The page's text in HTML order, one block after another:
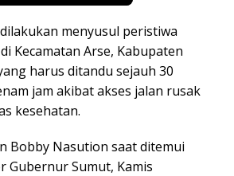
menyusul peristiwa
Kecamatan Arse, Kabupaten
harus ditandu sejauh 30
jam akibat akses jalan rusak
kesehatan.
Bobby Nasution saat ditemui
Gubernur Sumut, Kamis